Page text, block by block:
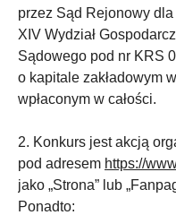
przez Sąd Rejonowy
XIV Wydział
Sądowego pod nr KRS
o kapitale zakładowym
wpłaconym w całości.
2. Konkurs jest akcją
pod adresem https://
jako „Strona” lub
Ponadto: